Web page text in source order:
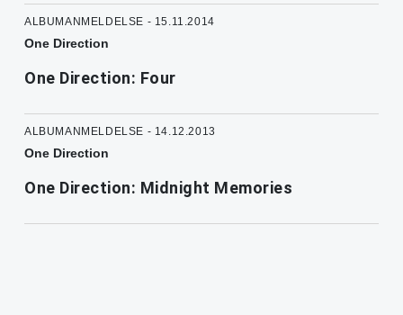
ALBUMANMELDELSE - 15.11.2014
One Direction
One Direction: Four
ALBUMANMELDELSE - 14.12.2013
One Direction
One Direction: Midnight Memories